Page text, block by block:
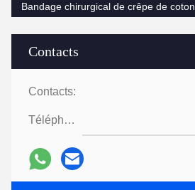
Contacts
Contacts:
Téléphone:
Bandage chirurgical de crêpe de coton